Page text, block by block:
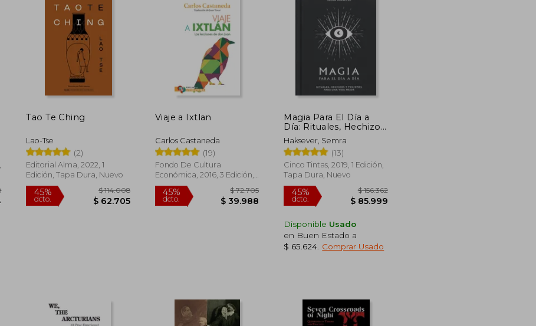
$ 118.408 45% $ 86.586 45% $ 161.940
$ 89.067
45%
dcto.
Tao Te Ching
Lao-Tse
(2)
Editorial Alma, 2022, 1
Edición, Tapa Dura, Nuevo
Viaje a Ixtlan
Carlos Castaneda
(19)
Fondo De Cultura
Económica, 2016, 3 Edición,
Tapa Blanda, Nuevo
Magia Para El Día a
Día: Rituales, Hechizos
Y Pociones Para Una
Vida Mejor
Haksever, Semra
(13)
Cinco Tintas, 2019, 1 Edición,
Tapa Dura, Nuevo
Disponible Usado
en Buen Estado a
$ 65.624 Comprar Usado